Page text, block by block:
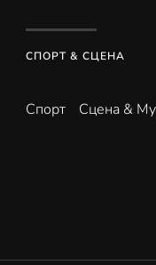
СПОРТ & СЦЕНА
Спорт Сцена &